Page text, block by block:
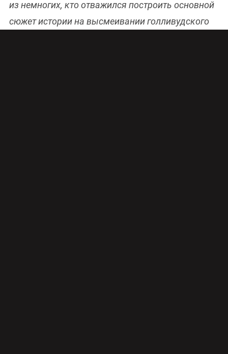
из немногих, кто отважился построить основной
сюжет истории на высмеивании голливудского